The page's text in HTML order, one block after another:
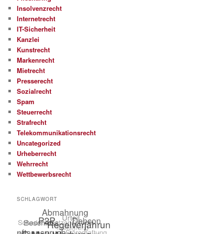
Insolvenzrecht
Internetrecht
IT-Sicherheit
Kanzlei
Kunstrecht
Markenrecht
Mietrecht
Presserecht
Sozialrecht
Spam
Steuerrecht
Strafrecht
Telekommunikationsrecht
Uncategorized
Urheberrecht
Wehrrecht
Wettbewerbsrecht
SCHLAGWORT